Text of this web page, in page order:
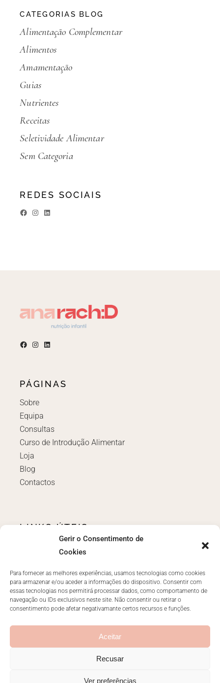
Gerir o Consentimento de
Cookies
Para fornecer as melhores experiências, usamos tecnologias como cookies
para armazenar e/ou aceder a informações do dispositivo. Consentir com
essas tecnologias nos permitirá processar dados, como comportamento de
navegação ou IDs exclusivos neste site. Não consentir ou retirar o
consentimento pode afetar negativamante certos recursos e funções.
Aceitar
Recusar
Ver preferências
CATEGORIAS BLOG
Alimentação Complementar
Alimentos
Amamentação
Guias
Nutrientes
Receitas
Seletividade Alimentar
Sem Categoria
REDES SOCIAIS
PÁGINAS
Sobre
Equipa
Consultas
Curso de Introdução Alimentar
Loja
Blog
Contactos
LINKS ÚTEIS
Livro de reclamações